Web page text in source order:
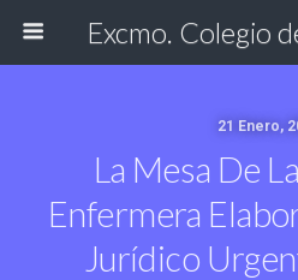
21 Enero,
La Mesa De
Enfermera
Jurídico